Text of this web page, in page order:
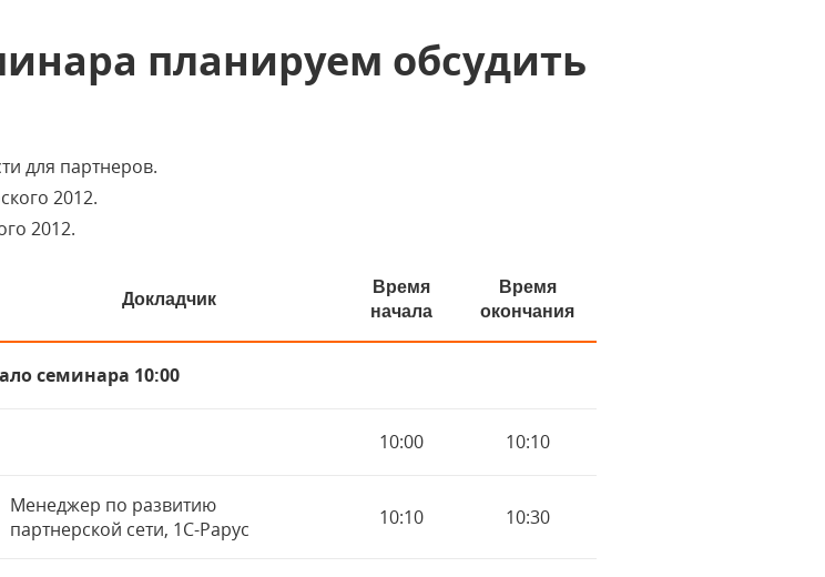
планируем обсудить
для партнеров.
2012.
2012.
Докладчик
Время
начала
Время
окончания
семинара 10:00
10:00 10:10
Менеджер по развитию
партнерской сети, 1С-Рарус
10:10 10:30